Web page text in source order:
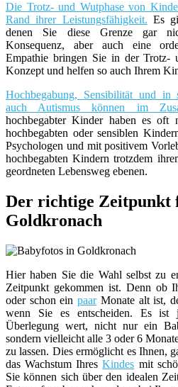
Die Trotz- und Wutphase von
Rand ihrer Leistungsfähigkeit. Es
denen Sie diese Grenze gar
Konsequenz, aber auch eine
Empathie bringen Sie in der Trotz-
Konzept und helfen so auch Ihrem
Hochbegabung, Sensibilität und in
auch Autismus können im
hochbegabter Kinder haben es
hochbegabten oder sensiblen
Psychologen und mit positivem
hochbegabten Kindern trotzdem
geordneten Lebensweg ebenen.
Der richtige Zeitpunkt
Goldkronach
Hier haben Sie die Wahl selbst zu
Zeitpunkt gekommen ist. Denn ob
oder schon einpaarMonate alt ist,
wenn Sie es entscheiden. Es ist
Überlegung wert, nicht nur ein
sondern vielleicht alle 3 oder 6
zu lassen. Dies ermöglicht es Ihnen,
das Wachstum IhresKindes mit
Sie können sich über den idealen